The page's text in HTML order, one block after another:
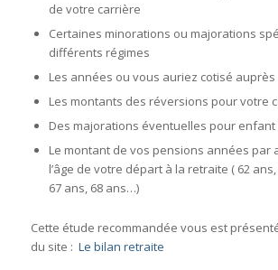
de votre carrière
Certaines minorations ou majorations
différents régimes
Les années ou vous auriez cotisé auprès
Les montants des réversions pour votre
Des majorations éventuelles pour
Le montant de vos pensions années par
l’âge de votre départ à la retraite ( 62
67 ans, 68 ans…)
Cette étude recommandée vous est
du site : Le bilan retraite